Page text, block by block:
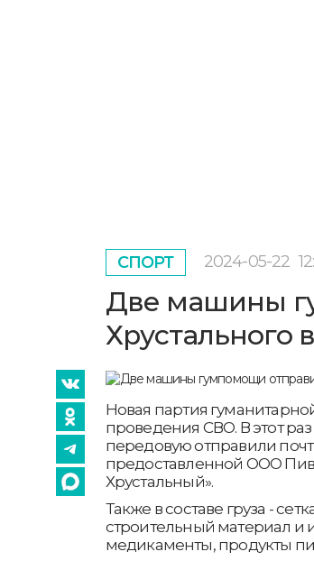
СПОРТ 2024-05-22
Две машины
Хрустального
Новая партия
проведения СВО. В этот
передовую отправили
предоставленной ООО
Хрустальный».
Также в составе груза -
строительный материал и
медикаменты, продукты